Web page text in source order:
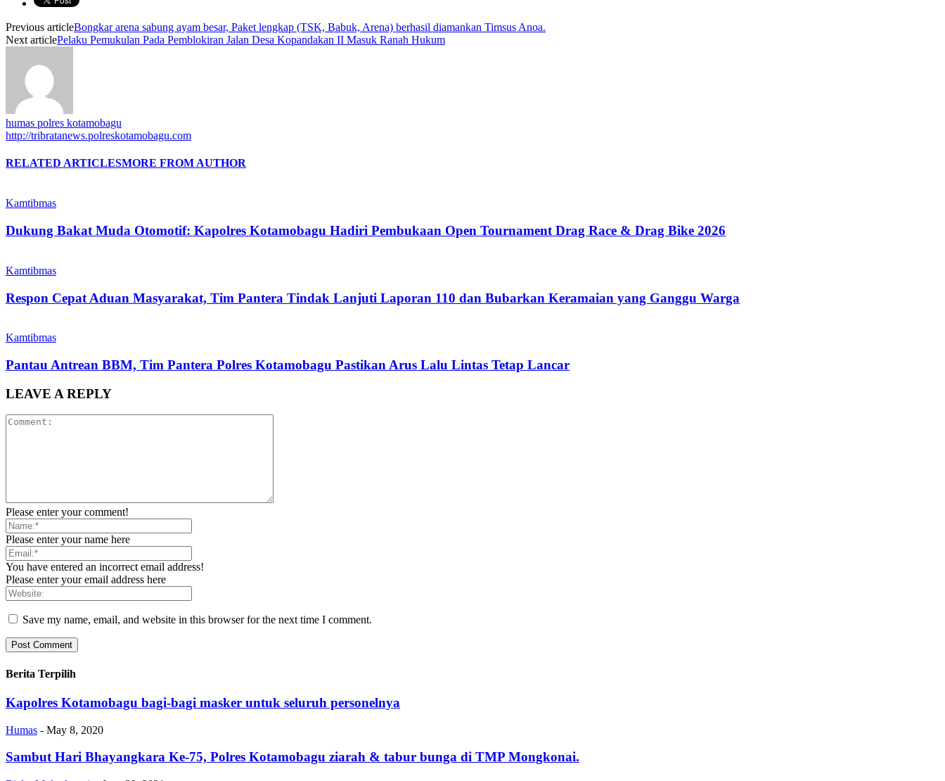
Previous articleBongkar arena sabung ayam besar, Paket lengkap (TSK, Babuk, Arena) berhasil diamankan Timsus Anoa.
Next articlePelaku Pemukulan Pada Pemblokiran Jalan Desa Kopandakan II Masuk Ranah Hukum
humas polres kotamobagu
http://tribratanews.polreskotamobagu.com
RELATED ARTICLESMORE FROM AUTHOR
Kamtibmas
Dukung Bakat Muda Otomotif: Kapolres Kotamobagu Hadiri Pembukaan Open Tournament Drag Race & Drag Bike 2026
Kamtibmas
Respon Cepat Aduan Masyarakat, Tim Pantera Tindak Lanjuti Laporan 110 dan Bubarkan Keramaian yang Ganggu Warga
Kamtibmas
Pantau Antrean BBM, Tim Pantera Polres Kotamobagu Pastikan Arus Lalu Lintas Tetap Lancar
LEAVE A REPLY
Please enter your comment!
Please enter your name here
You have entered an incorrect email address!
Please enter your email address here
Save my name, email, and website in this browser for the next time I comment.
Berita Terpilih
Kapolres Kotamobagu bagi-bagi masker untuk seluruh personelnya
Humas - May 8, 2020
Sambut Hari Bhayangkara Ke-75, Polres Kotamobagu ziarah & tabur bunga di TMP Mongkonai.